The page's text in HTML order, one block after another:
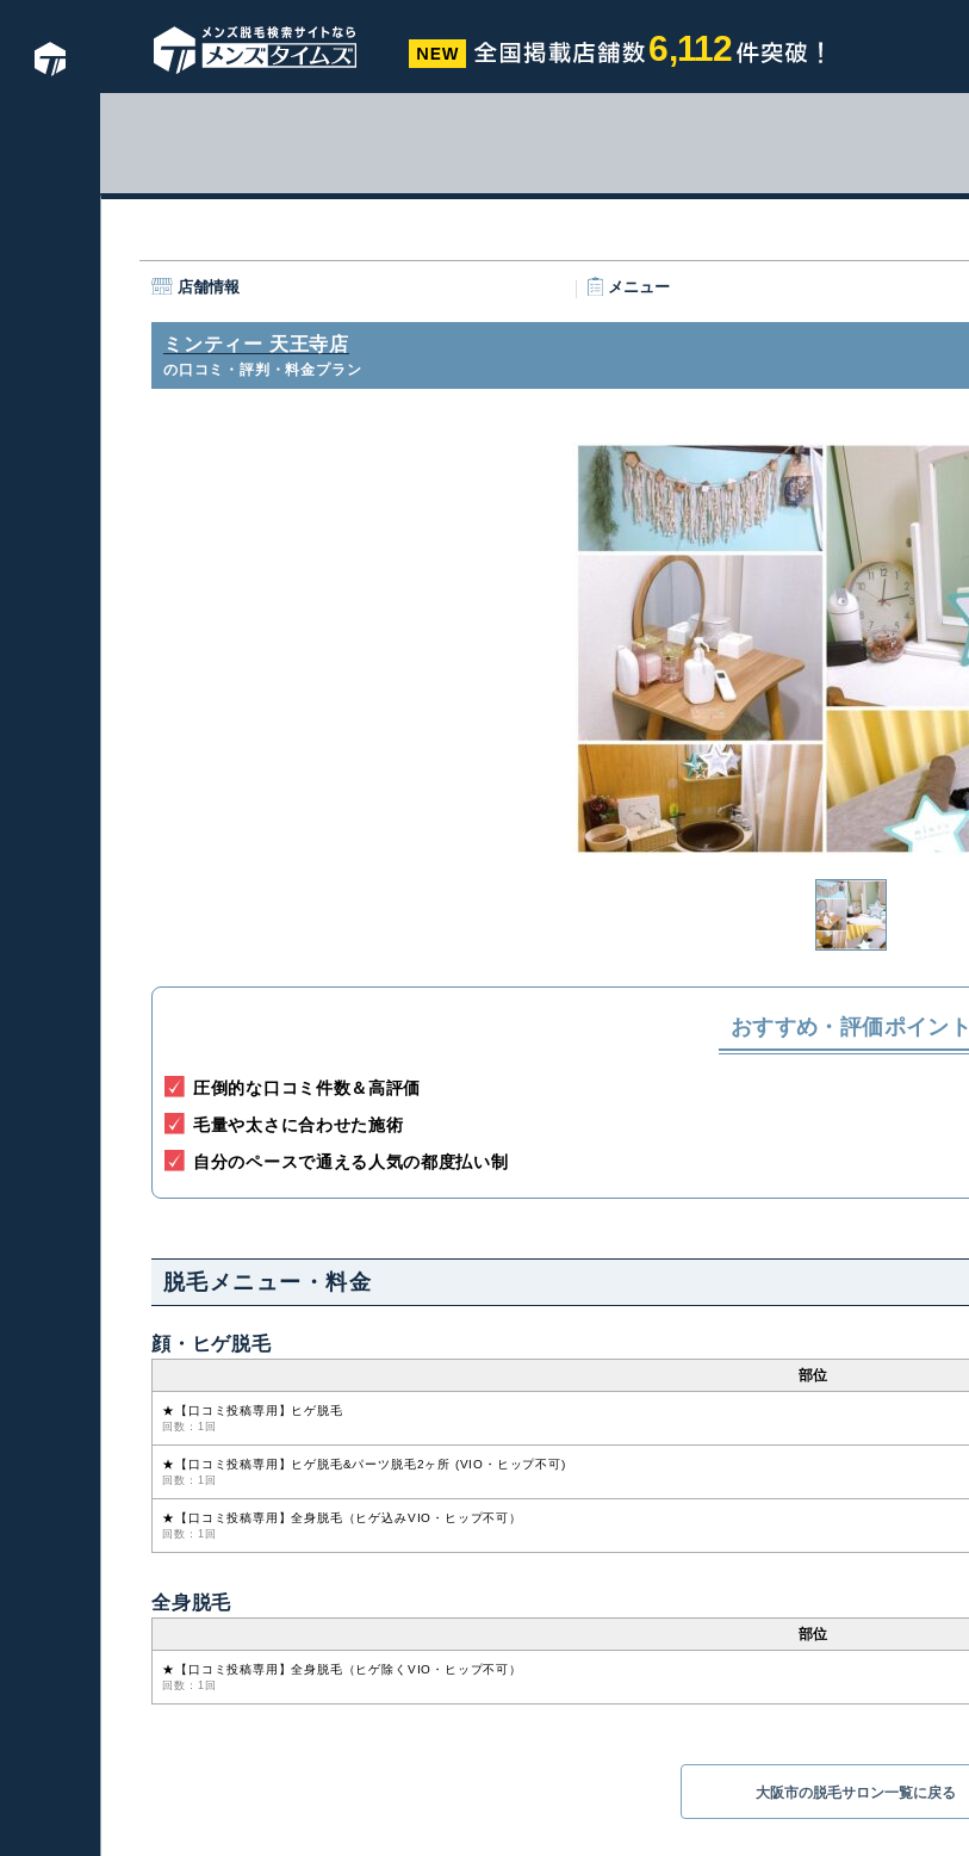
6,112
店舗情報 メニュー
ミンティー 天王寺店
の口コミ・評判・料金プラン
おすすめ・評価ポイント
圧倒的な口コミ件数＆高評価
毛量や太さに合わせた施術
自分のペースで通える人気の都度払い制
脱毛メニュー・料金
顔・ヒゲ脱毛
部位
★【口コミ投稿専用】ヒゲ脱毛
回数：1回
★【口コミ投稿専用】ヒゲ脱毛&パーツ脱毛2ヶ所 (VIO・ヒップ不可)
回数：1回
★【口コミ投稿専用】全身脱毛（ヒゲ込みVIO・ヒップ不可）
回数：1回
全身脱毛
部位
★【口コミ投稿専用】全身脱毛（ヒゲ除くVIO・ヒップ不可）
回数：1回
大阪市の脱毛サロン一覧に戻る